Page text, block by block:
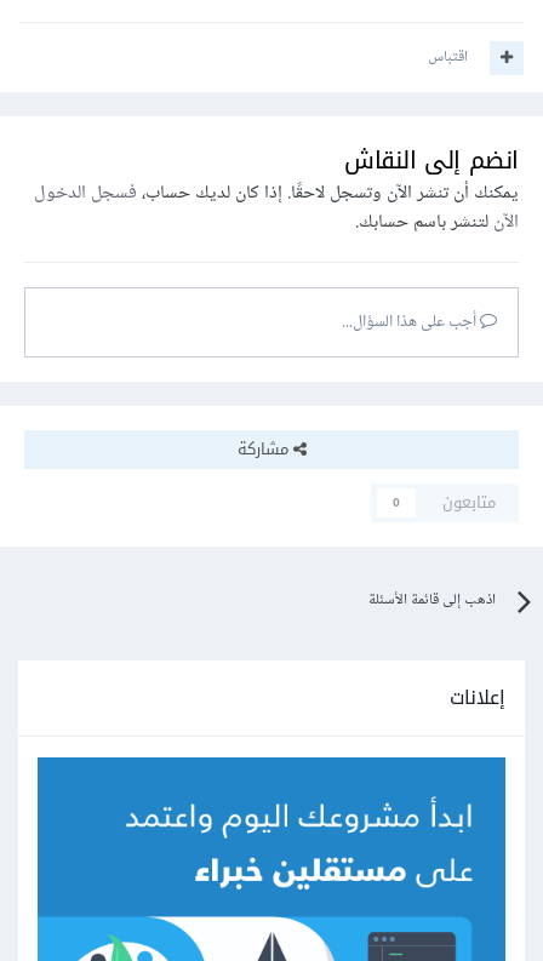
اقتباس
انضم إلى النقاش
يمكنك أن تنشر الآن وتسجل لاحقًا. إذا كان لديك حساب،فسجل الدخول
الآنلتنشر باسم حسابك.
أجب على هذا السؤال...
مشاركة
متابعون
0
اذهب إلى قائمة الأسئلة
إعلانات